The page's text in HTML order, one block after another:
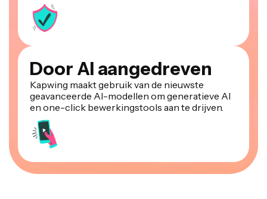
Door AI aangedreven
Kapwing maakt gebruik van de nieuwste
geavanceerde AI-modellen om generatieve AI
en one-click bewerkingstools aan te drijven.